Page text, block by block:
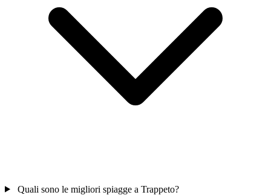
Quali sono le migliori spiagge a Trappeto?